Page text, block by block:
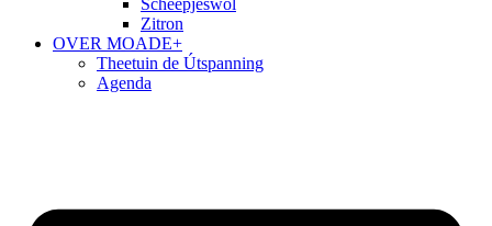
Scheepjeswol
Zitron
OVER MOADE+
Theetuin de Útspanning
Agenda